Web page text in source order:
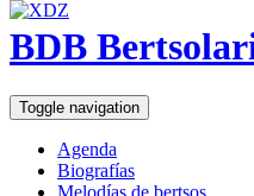
BDB
Toggle navigation
Agenda
Biografías
Melodías de bertsos